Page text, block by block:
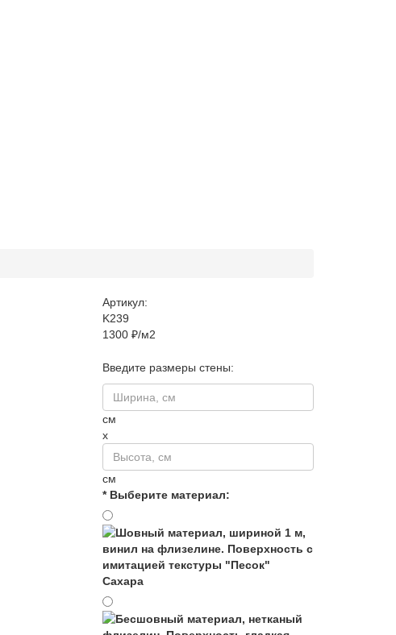
Артикул:
K239
1300 ₽/м2
Введите размеры стены:
см
x
см
* Выберите материал:
Сахара